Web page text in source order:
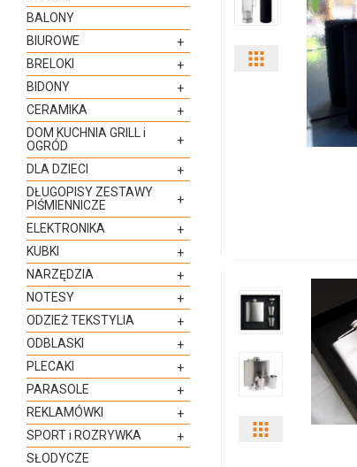
BALONY
BIUROWE
+
BRELOKI
+
BIDONY
+
CERAMIKA
+
DOM KUCHNIA GRILL i
OGRÓD
+
DLA DZIECI
+
DŁUGOPISY ZESTAWY
PIŚMIENNICZE
+
ELEKTRONIKA
+
KUBKI
+
NARZĘDZIA
+
NOTESY
+
ODZIEŻ TEKSTYLIA
+
ODBLASKI
+
PLECAKI
+
PARASOLE
+
REKLAMÓWKI
+
SPORT i ROZRYWKA
+
SŁODYCZE